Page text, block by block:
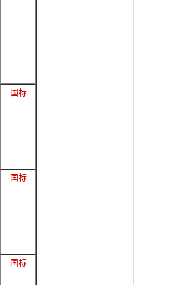
国标
国标
国标